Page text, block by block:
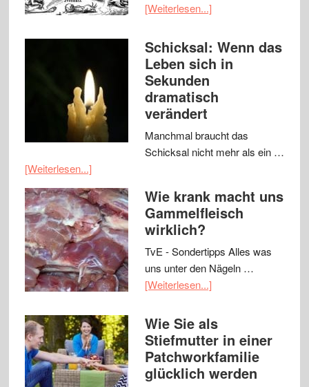
[Weiterlesen...]
Schicksal: Wenn das
Leben sich in
Sekunden
dramatisch
verändert
Manchmal braucht das
Schicksal nicht mehr als ein …
[Weiterlesen...]
Wie krank macht uns
Gammelfleisch
wirklich?
TvE - Sondertipps Alles was
uns unter den Nägeln …
[Weiterlesen...]
Wie Sie als
Stiefmutter in einer
Patchworkfamilie
glücklich werden